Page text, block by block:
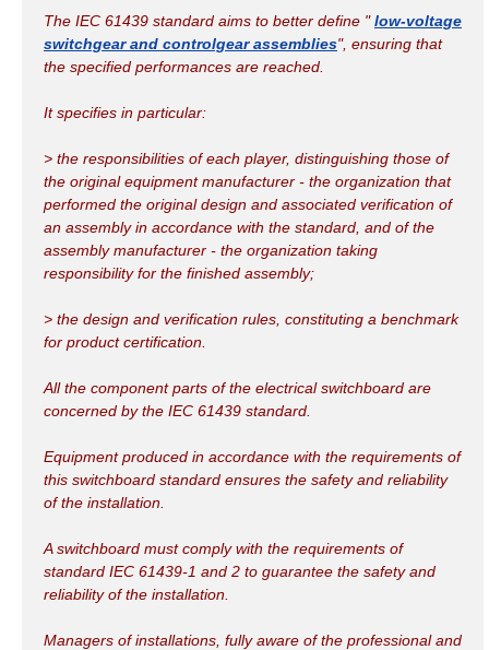
The IEC 61439 standard aims to better define " low-voltage
switchgear and controlgear assemblies", ensuring that
the specified performances are reached.
It specifies in particular:
> the responsibilities of each player, distinguishing those of
the original equipment manufacturer - the organization that
performed the original design and associated verification of
an assembly in accordance with the standard, and of the
assembly manufacturer - the organization taking
responsibility for the finished assembly;
> the design and verification rules, constituting a benchmark
for product certification.
All the component parts of the electrical switchboard are
concerned by the IEC 61439 standard.
Equipment produced in accordance with the requirements of
this switchboard standard ensures the safety and reliability
of the installation.
A switchboard must comply with the requirements of
standard IEC 61439-1 and 2 to guarantee the safety and
reliability of the installation.
Managers of installations, fully aware of the professional and